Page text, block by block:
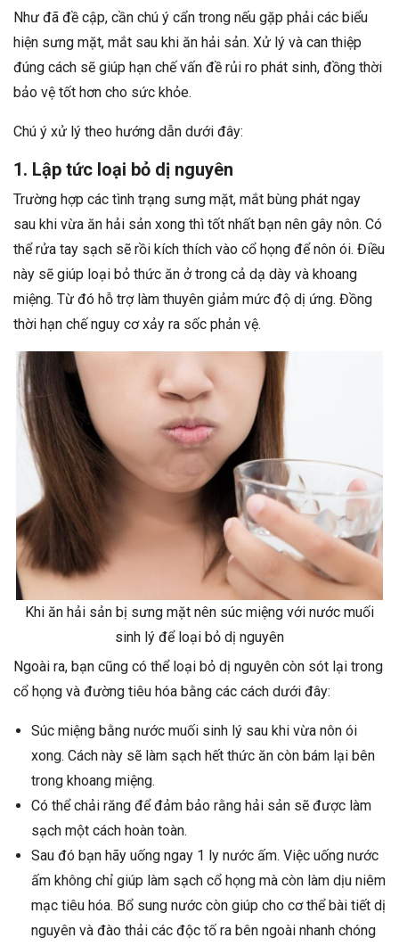
Như đã đề cập, cần chú ý cẩn trong nếu gặp phải các biểu
hiện sưng mặt, mắt sau khi ăn hải sản. Xử lý và can thiệp
đúng cách sẽ giúp hạn chế vấn đề rủi ro phát sinh, đồng thời
bảo vệ tốt hơn cho sức khỏe.
Chú ý xử lý theo hướng dẫn dưới đây:
1. Lập tức loại bỏ dị nguyên
Trường hợp các tình trạng sưng mặt, mắt bùng phát ngay
sau khi vừa ăn hải sản xong thì tốt nhất bạn nên gây nôn. Có
thể rửa tay sạch sẽ rồi kích thích vào cổ họng để nôn ói. Điều
này sẽ giúp loại bỏ thức ăn ở trong cả dạ dày và khoang
miệng. Từ đó hỗ trợ làm thuyên giảm mức độ dị ứng. Đồng
thời hạn chế nguy cơ xảy ra sốc phản vệ.
Khi ăn hải sản bị sưng mặt nên súc miệng với nước muối
sinh lý để loại bỏ dị nguyên
Ngoài ra, bạn cũng có thể loại bỏ dị nguyên còn sót lại trong
cổ họng và đường tiêu hóa bằng các cách dưới đây:
Súc miệng bằng nước muối sinh lý sau khi vừa nôn ói
xong. Cách này sẽ làm sạch hết thức ăn còn bám lại bên
trong khoang miệng.
Có thể chải răng để đảm bảo rằng hải sản sẽ được làm
sạch một cách hoàn toàn.
Sau đó bạn hãy uống ngay 1 ly nước ấm. Việc uống nước
ấm không chỉ giúp làm sạch cổ họng mà còn làm dịu niêm
mạc tiêu hóa. Bổ sung nước còn giúp cho cơ thể bài tiết dị
nguyên và đào thải các độc tố ra bên ngoài nhanh chóng